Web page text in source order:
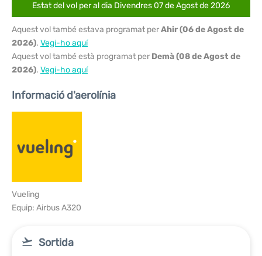
Estat del vol per al dia Divendres 07 de Agost de 2026
Aquest vol també estava programat perAhir (06 de Agost de
2026). Vegi-ho aquí
Aquest vol també està programat per Demà (08 de Agost de
2026). Vegi-ho aquí
Informació d'aerolínia
Vueling
Equip: Airbus A320
Sortida